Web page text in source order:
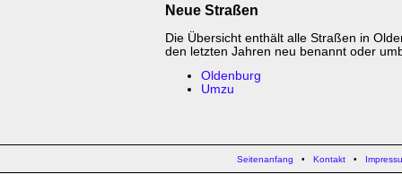
Neue Straßen
Die Übersicht enthält alle Straßen in
den letzten Jahren neu benannt oder
Oldenburg
Umzu
Seitenanfang • Kontakt•